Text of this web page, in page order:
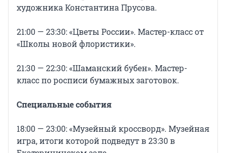
художника Константина Прусова.
21:00 — 23:30: «Цветы России». Мастер-класс от
«Школы новой флористики».
21:30 — 22:30: «Шаманский бубен». Мастер-
класс по росписи бумажных заготовок.
Специальные события
18:00 — 23:00: «Музейный кроссворд». Музейная
игра, итоги которой подведут в 23:30 в